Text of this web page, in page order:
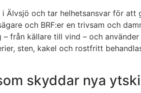
Älvsjö och tar helhetsansvar för
och BRF:er en trivsam och
från källare till vind – och
sten, kakel och rostfritt
skyddar nya